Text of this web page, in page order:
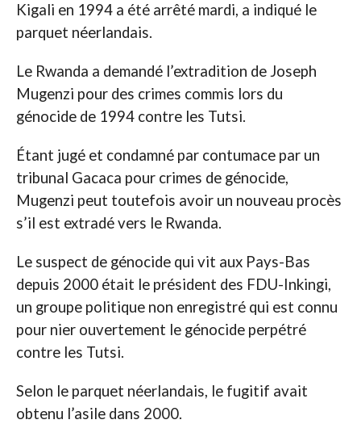
Kigali en 1994 a été arrêté mardi, a indiqué le
parquet néerlandais.
Le Rwanda a demandé l’extradition de Joseph
Mugenzi pour des crimes commis lors du
génocide de 1994 contre les Tutsi.
Étant jugé et condamné par contumace par un
tribunal Gacaca pour crimes de génocide,
Mugenzi peut toutefois avoir un nouveau procès
s’il est extradé vers le Rwanda.
Le suspect de génocide qui vit aux Pays-Bas
depuis 2000 était le président des FDU-Inkingi,
un groupe politique non enregistré qui est connu
pour nier ouvertement le génocide perpétré
contre les Tutsi.
Selon le parquet néerlandais, le fugitif avait
obtenu l’asile dans 2000.